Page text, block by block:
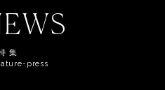
集
press